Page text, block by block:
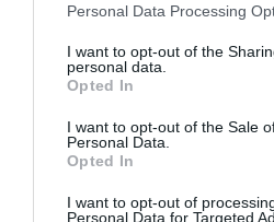
Personal Data Processing
I want to opt-out of the
personal data.
Opted In
I want to opt-out of the Sale
Personal Data.
Opted In
I want to opt-out of
Personal Data for Targeted
Hotel Duca
Fabelhaft